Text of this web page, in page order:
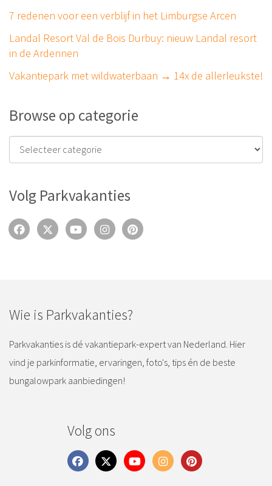
7 redenen voor een verblijf in het Limburgse Arcen
Landal Resort Val de Bois Durbuy: nieuw Landal resort
in de Ardennen
Vakantiepark met wildwaterbaan → 14x de allerleukste!
Browse op categorie
Volg Parkvakanties
Wie is Parkvakanties?
Parkvakanties is dé vakantiepark-expert van Nederland. Hier
vind je parkinformatie, ervaringen, foto's, tips én de beste
bungalowpark aanbiedingen!
Volg ons